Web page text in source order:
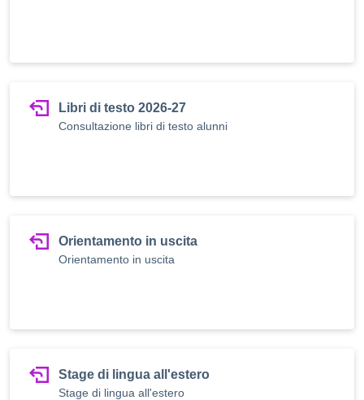
Libri di testo 2026-27
Consultazione libri di testo alunni
Orientamento in uscita
Orientamento in uscita
Stage di lingua all'estero
Stage di lingua all'estero